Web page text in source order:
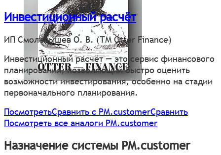
Инвестиционный расчёт
ИП Смоленышев О. В. (ТМ Otter Finance)
Инвестиционный расчёт — это сервис финансового
планирования, позволяющий быстро оценить
возможности инвестирования, особенно на стадии
первоначального планирования.
ПосмотретьСравнить с PM.customerСравнить
Посмотреть все аналоги PM.customer
Назначение системы PM.customer